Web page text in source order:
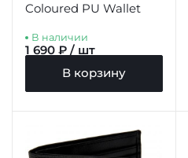
Coloured PU Wallet
В наличии
1 690 ₽ / шт
В корзину